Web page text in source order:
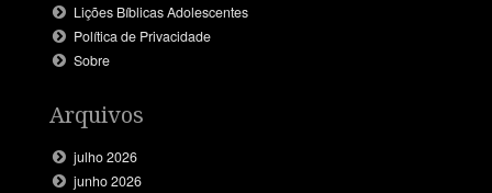
Lições Bíblicas Adolescentes
Política de Privacidade
Sobre
Arquivos
julho 2026
junho 2026